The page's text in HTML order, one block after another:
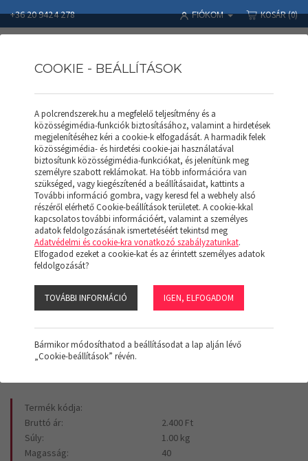
+36 20 9424 278 FIÓKOM KOSÁR(0)
Polcrendszerek Termékek
Salgó profil
SALGÓ Profil P140/21R (Horganyzott)
SALGÓ PROFIL P140/21R
(HORGANYZOTT)
2.400 Ft +Áfa
Termék kódja:
Bruttó ár:
2.400 Ft
Súly:
1.00 kg
Magasság:
40
COOKIE - BEÁLLÍTÁSOK
A polcrendszerek.hu a megfelelő teljesítmény és a
közösségimédia-funkciók biztosításához, valamint a hirdetések
megjelenítéséhez kéri a cookie-k elfogadását. A harmadik felek
közösségimédia- és hirdetési cookie-jai használatával
biztosítunk közösségimédia-funkciókat, és jelenítünk meg
személyre szabott reklámokat. Ha több információra van
szükséged, vagy kiegészítenéd a beállításaidat, kattints a
További információ gombra, vagy keresd fel a webhely alsó
részéről elérhető Cookie-beállítások területet. A cookie-kkal
kapcsolatos további információért, valamint a személyes
adatok feldolgozásának ismertetéséért tekintsd meg
Adatvédelmi és cookie-kra vonatkozó szabályzatunkat.
Elfogadod ezeket a cookie-kat és az érintett személyes adatok
feldolgozását?
TOVÁBBI INFORMÁCIÓ IGEN, ELFOGADOM
Bármikor módosíthatod a beállításodat a lap alján lévő
„Cookie-beállítások” révén.